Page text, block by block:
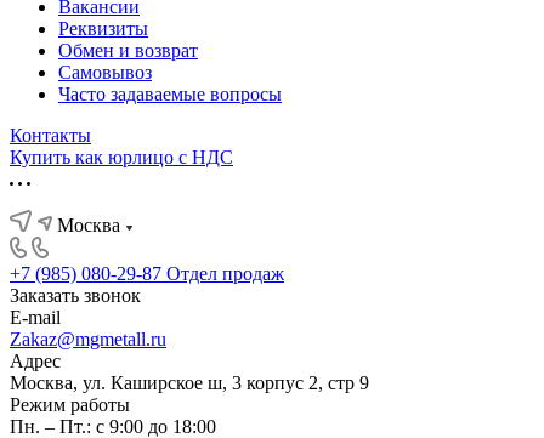
Вакансии
Реквизиты
Обмен и возврат
Самовывоз
Часто задаваемые вопросы
Контакты
Купить как юрлицо с НДС
Москва
+7 (985) 080-29-87 Отдел продаж
Заказать звонок
E-mail
Zakaz@mgmetall.ru
Адрес
Москва, ул. Каширское ш, 3 корпус 2, стр 9
Режим работы
Пн. – Пт.: с 9:00 до 18:00